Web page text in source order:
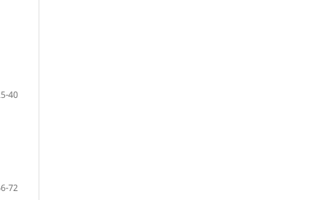
40
72